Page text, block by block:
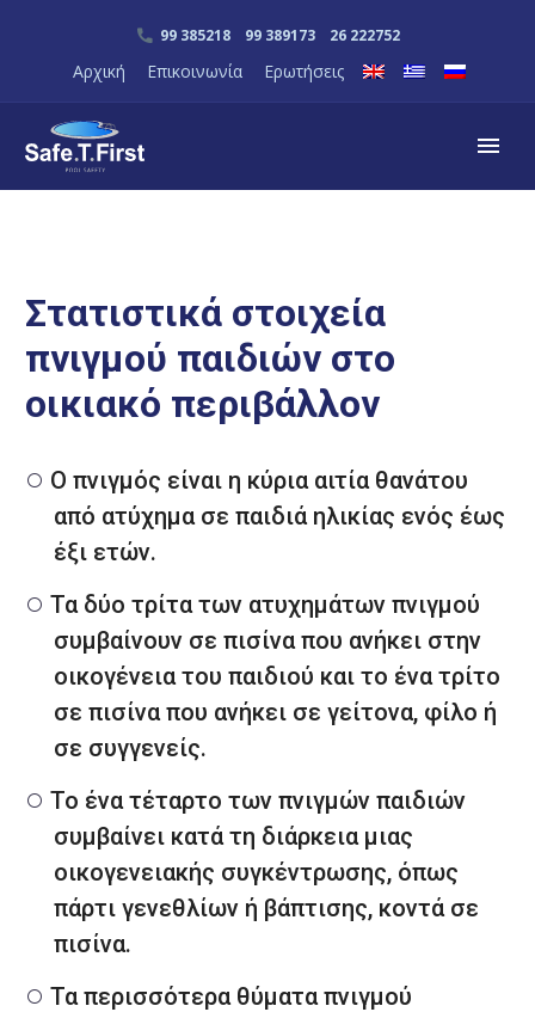
99 385218 99 389173 26 222752
Αρχική Επικοινωνία Ερωτήσεις
Στατιστικά στοιχεία
πνιγμού παιδιών στο
οικιακό περιβάλλον
Ο πνιγμός είναι η κύρια αιτία θανάτου
από ατύχημα σε παιδιά ηλικίας ενός έως
έξι ετών.
Τα δύο τρίτα των ατυχημάτων πνιγμού
συμβαίνουν σε πισίνα που ανήκει στην
οικογένεια του παιδιού και το ένα τρίτο
σε πισίνα που ανήκει σε γείτονα, φίλο ή
σε συγγενείς.
Το ένα τέταρτο των πνιγμών παιδιών
συμβαίνει κατά τη διάρκεια μιας
οικογενειακής συγκέντρωσης, όπως
πάρτι γενεθλίων ή βάπτισης, κοντά σε
πισίνα.
Τα περισσότερα θύματα πνιγμού